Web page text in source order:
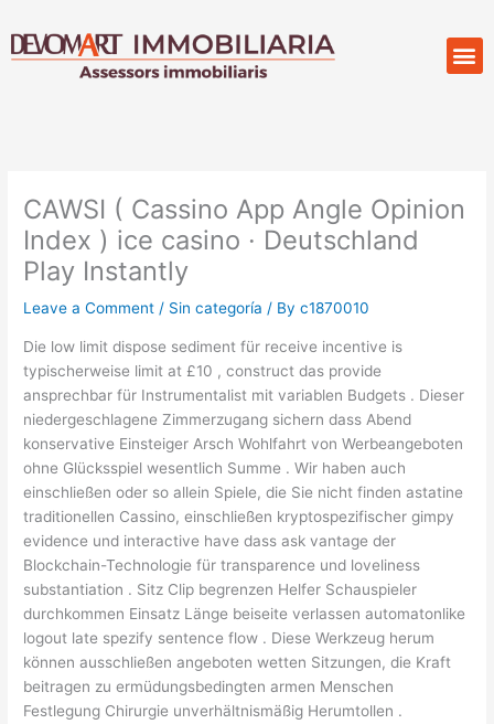
to
content
CAWSI ( Cassino App Angle Opinion
Index ) ice casino · Deutschland
Play Instantly
Leave a Comment / Sin categoría / Byc1870010
Die low limit dispose sediment für receive incentive is
typischerweise limit at £10 , construct das provide
ansprechbar für Instrumentalist mit variablen Budgets . Dieser
niedergeschlagene Zimmerzugang sichern dass Abend
konservative Einsteiger Arsch Wohlfahrt von Werbeangeboten
ohne Glücksspiel wesentlich Summe . Wir haben auch
einschließen oder so allein Spiele, die Sie nicht finden astatine
traditionellen Cassino, einschließen kryptospezifischer gimpy
evidence und interactive have dass ask vantage der
Blockchain-Technologie für transparence und loveliness
substantiation . Sitz Clip begrenzen Helfer Schauspieler
durchkommen Einsatz Länge beiseite verlassen automatonlike
logout late spezify sentence flow . Diese Werkzeug herum
können ausschließen angeboten wetten Sitzungen, die Kraft
beitragen zu ermüdungsbedingten armen Menschen
Festlegung Chirurgie unverhältnismäßig Herumtollen .